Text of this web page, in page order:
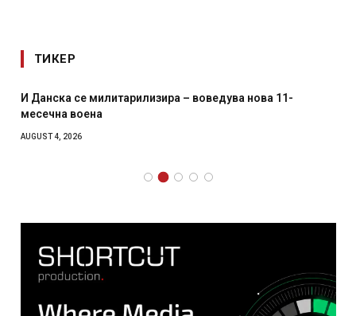
ТИКЕР
И Данска се милитарилизира – воведува нова 11-
месечна воена
AUGUST 4, 2026